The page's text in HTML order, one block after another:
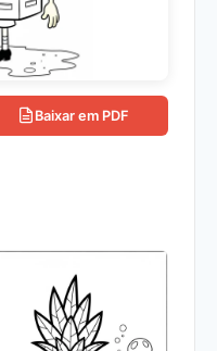
Baixar em PDF